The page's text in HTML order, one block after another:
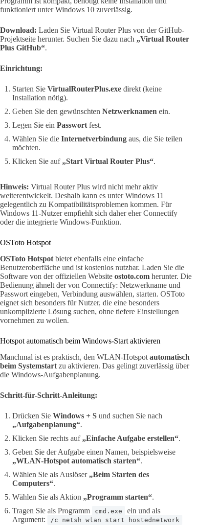
funktioniert unter Windows 10 zuverlässig.
Download: Laden Sie Virtual Router Plus von der GitHub-
Projektseite herunter. Suchen Sie dazu nach „Virtual Router
Plus GitHub“.
Einrichtung:
Starten Sie VirtualRouterPlus.exe direkt (keine
Installation nötig).
Geben Sie den gewünschten Netzwerknamen ein.
Legen Sie ein Passwort fest.
Wählen Sie die Internetverbindung aus, die Sie teilen
möchten.
Klicken Sie auf „Start Virtual Router Plus“.
Hinweis: Virtual Router Plus wird nicht mehr aktiv
weiterentwickelt. Deshalb kann es unter Windows 11
gelegentlich zu Kompatibilitätsproblemen kommen. Für
Windows 11-Nutzer empfiehlt sich daher eher Connectify
oder die integrierte Windows-Funktion.
OSToto Hotspot
OSToto Hotspot bietet ebenfalls eine einfache
Benutzeroberfläche und ist kostenlos nutzbar. Laden Sie die
Software von der offiziellen Website ostoto.com herunter. Die
Bedienung ähnelt der von Connectify: Netzwerkname und
Passwort eingeben, Verbindung auswählen, starten. OSToto
eignet sich besonders für Nutzer, die eine besonders
unkomplizierte Lösung suchen, ohne tiefere Einstellungen
vornehmen zu wollen.
Hotspot automatisch beim Windows-Start aktivieren
Manchmal ist es praktisch, den WLAN-Hotspot automatisch
beim Systemstart zu aktivieren. Das gelingt zuverlässig über
die Windows-Aufgabenplanung.
Schritt-für-Schritt-Anleitung:
Drücken Sie Windows + S und suchen Sie nach
„Aufgabenplanung“.
Klicken Sie rechts auf „Einfache Aufgabe erstellen“.
Geben Sie der Aufgabe einen Namen, beispielsweise
„WLAN-Hotspot automatisch starten“.
Wählen Sie als Auslöser „Beim Starten des
Computers“.
Wählen Sie als Aktion „Programm starten“.
Tragen Sie als Programm
cmd.exe
ein und als
Argument:
/c netsh wlan start hostednetwork